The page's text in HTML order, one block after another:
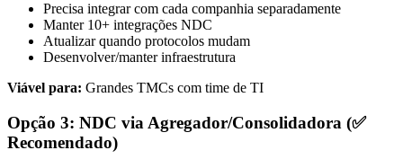
Precisa integrar com cada companhia separadamente
Manter 10+ integrações NDC
Atualizar quando protocolos mudam
Desenvolver/manter infraestrutura
Viável para: Grandes TMCs com time de TI
Opção 3: NDC via Agregador/Consolidadora (✅
Recomendado)